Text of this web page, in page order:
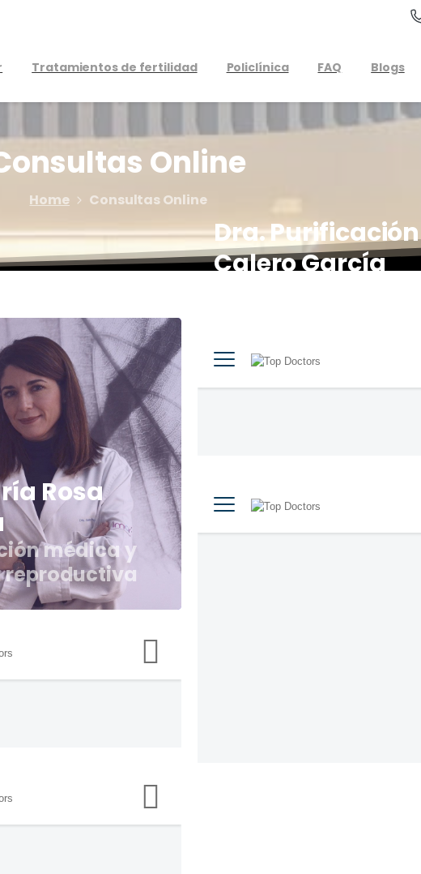
Tratamientos de fertilidad Policlínica FAQ Blogs
Online
Home Consultas Online
Rosa
médica y
reproductiva
Dra. Purificación
Calero García